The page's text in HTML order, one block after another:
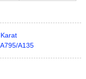
A135